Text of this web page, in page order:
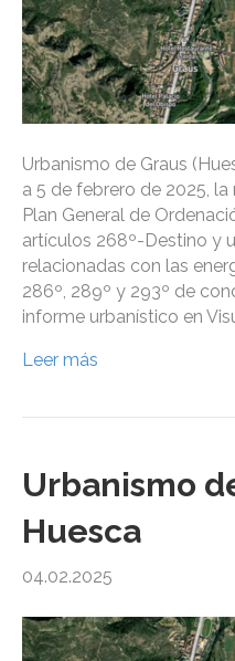
Urbanismo de Graus
a 5 de febrero de 2025,
Plan General de
artículos 268º-Destino y
relacionadas con las
286º, 289º y 293º de
informe urbanístico en
Leer más
Urbanismo
Huesca
04.02.2025